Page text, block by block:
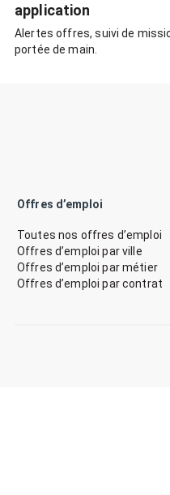
application
Alertes offres, suivi de
portée de main.
Offres d’emploi
Toutes nos offres d’emploi
Offres d’emploi par ville
Offres d’emploi par métier
Offres d’emploi par contrat